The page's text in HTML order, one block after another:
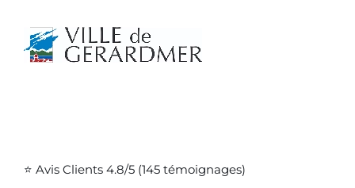
⭐ Avis Clients 4.8/5 (145 témoignages)